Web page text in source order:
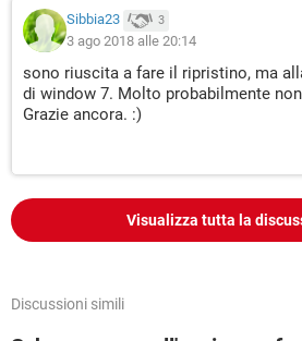
Sibbia23 3
3 ago 2018 alle 20:14
sono riuscita a fare il ripristino, ma
di window 7. Molto probabilmente
Grazie ancora. :)
Visualizza tutta la
Discussioni simili